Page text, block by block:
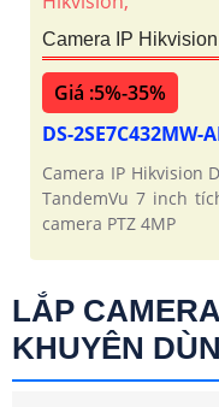
Camera IP
Giá :5%-35%
DS-2SE7C432MW-
Camera IP Hikvision
TandemVu 7 inch
camera PTZ 4MP
LẮP
KHUYÊN